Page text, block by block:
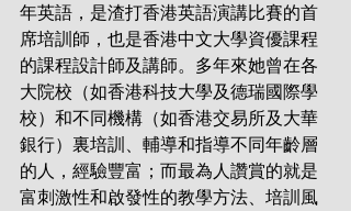
年英語，是渣打香港英語演講比賽的首
席培訓師，也是香港中文大學資優課程
的課程設計師及講師。多年來她曾在各
大院校（如香港科技大學及德瑞國際學
校）和不同機構（如香港交易所及大華
銀行）裏培訓、輔導和指導不同年齡層
的人，經驗豐富；而最為人讚賞的就是
富刺激性和啟發性的教學方法、培訓風